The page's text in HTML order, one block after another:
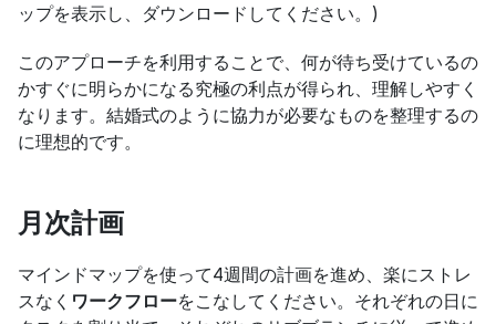
ップを表示し、ダウンロードしてください。)
このアプローチを利用することで、何が待ち受けているの
かすぐに明らかになる究極の利点が得られ、理解しやすく
なります。結婚式のように協力が必要なものを整理するの
に理想的です。
月次計画
マインドマップを使って4週間の計画を進め、楽にストレ
スなく ワークフローをこなしてください。それぞれの日に